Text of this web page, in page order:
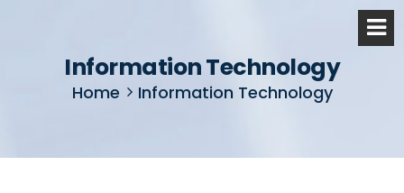
Information Technology
Home Information Technology